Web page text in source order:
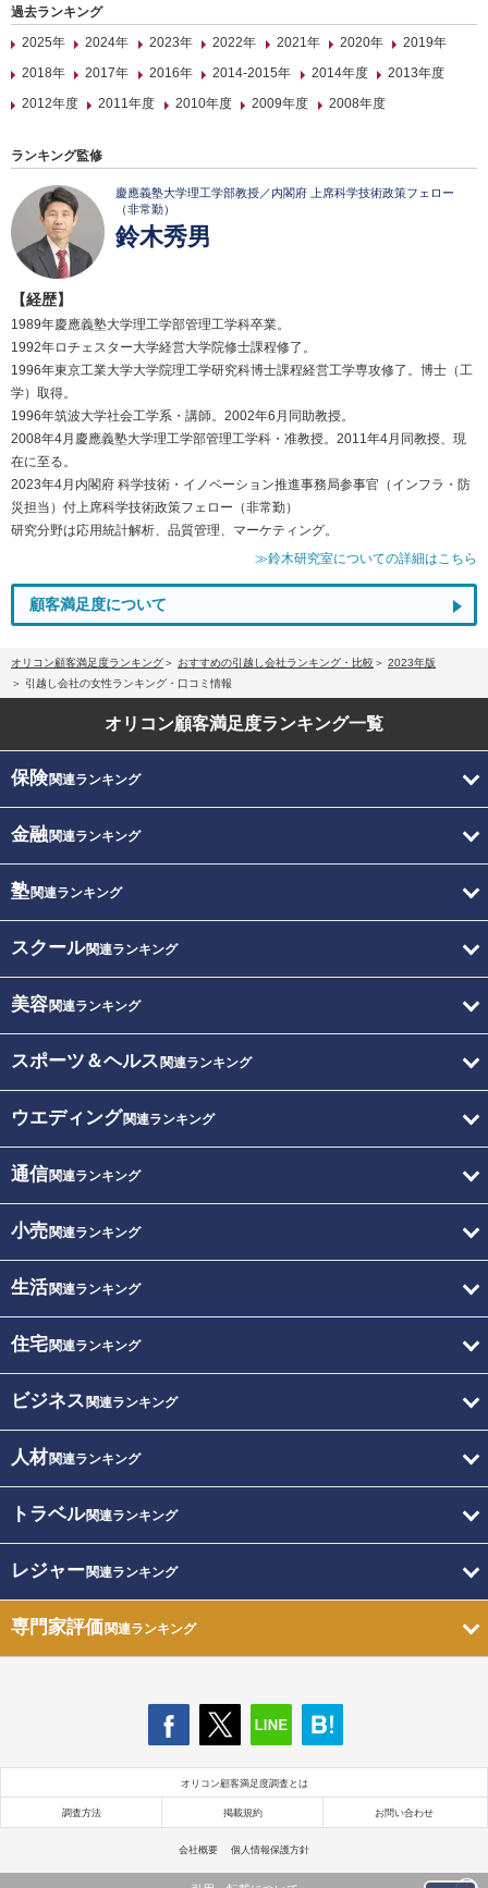
過去ランキング
2025年
2024年 2023年 2022年 2021年 2020年
2019年
2018年
2017年 2016年 2014-2015年 2014年度
2013年度
2012年度
2011年度 2010年度 2009年度 2008年度
ランキング監修
慶應義塾大学理工学部教授／内閣府 上席科学技術政策フェロー
（非常勤）
鈴木秀男
【経歴】
1989年慶應義塾大学理工学部管理工学科卒業。
1992年ロチェスター大学経営大学院修士課程修了。
1996年東京工業大学大学院理工学研究科博士課程経営工学専攻修了。博士（工
学）取得。
1996年筑波大学社会工学系・講師。2002年6月同助教授。
2008年4月慶應義塾大学理工学部管理工学科・准教授。2011年4月同教授、現
在に至る。
2023年4月内閣府 科学技術・イノベーション推進事務局参事官（インフラ・防
災担当）付上席科学技術政策フェロー（非常勤）
研究分野は応用統計解析、品質管理、マーケティング。
≫鈴木研究室についての詳細はこちら
顧客満足度について
オリコン顧客満足度ランキング おすすめの引越し会社ランキング・比較
2023年版
引越し会社の女性ランキング・口コミ情報
オリコン顧客満足度ランキング一覧
保険関連ランキング
金融関連ランキング
塾関連ランキング
スクール関連ランキング
美容関連ランキング
スポーツ＆ヘルス 関連ランキング
ウエディング関連ランキング
通信関連ランキング
小売関連ランキング
生活関連ランキング
住宅関連ランキング
ビジネス 関連ランキング
人材関連ランキング
トラベル関連ランキング
レジャー関連ランキング
専門家評価関連ランキング
オリコン顧客満足度調査とは
調査方法 掲載規約 お問い合わせ
会社概要 個人情報保護方針